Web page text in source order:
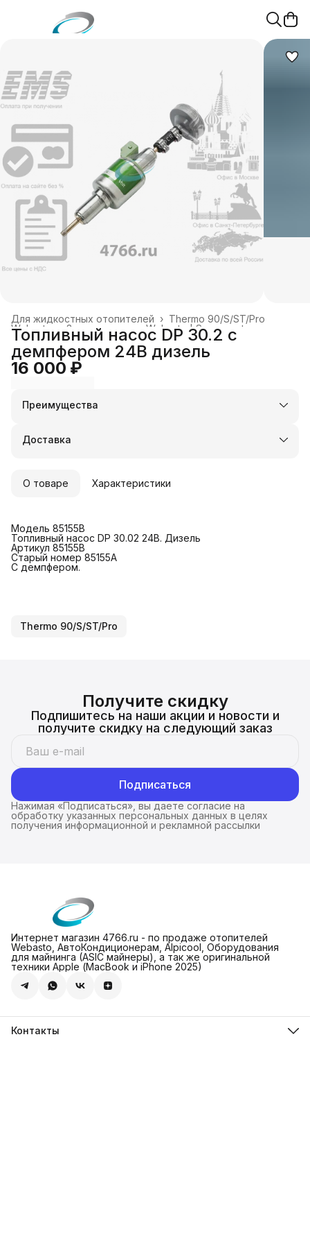
Thermo 90/S/ST/Pro
Для жидкостных отопителей ›
Запасные части Webasto | Spare parts
Webasto
Главная ›
Топливный насос DP 30.2 с
демпфером 24В дизель
16 000 ₽
Преимущества
Оплата частями в Сплит
Удобный возврат
Доставка
О товаре Характеристики
Модель 85155B
Топливный насос DP 30.02 24В. Дизель
Артикул 85155B
Старый номер 85155A
С демпфером.
Thermo 90/S/ST/Pro
Получите скидку
Подпишитесь на наши акции и новости и
получите скидку на следующий заказ
Подписаться
Нажимая «Подписаться», вы даете согласие на
обработку указанных персональных данных в целях
получения информационной и рекламной рассылки
Интернет магазин 4766.ru - по продаже отопителей
Webasto, АвтоКондиционерам, Alpicool, Оборудования
для майнинга (ASIC майнеры), а так же оригинальной
техники Apple (МасBook и iPhone 2025)
Контакты